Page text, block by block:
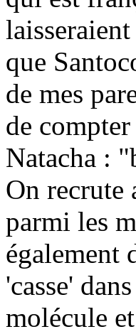
que
de mes
de
Natacha :
On recrute
parmi les
également
'casse'
molécule